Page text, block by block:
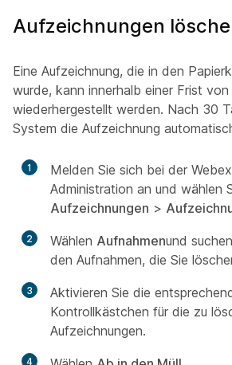
Aufzeichnungen
Eine Aufzeichnung, die in den
wurde, kann innerhalb einer Frist
wiederhergestellt werden. Nach 30
System die Aufzeichnung
1
Melden Sie sich bei der
Administration an und wählen
Aufzeichnungen >
2 Wählen Aufnahmenund
den Aufnahmen, die Sie
3
Aktivieren Sie die
Kontrollkästchen für die zu
Aufzeichnungen.
4